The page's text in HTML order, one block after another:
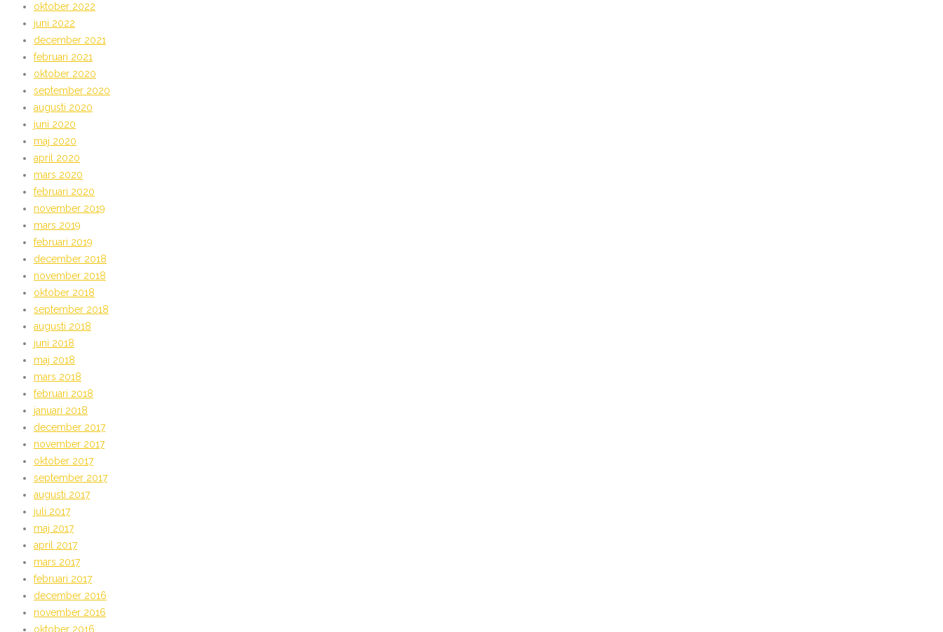
oktober 2022
juni 2022
december 2021
februari 2021
oktober 2020
september 2020
augusti 2020
juni 2020
maj 2020
april 2020
mars 2020
februari 2020
november 2019
mars 2019
februari 2019
december 2018
november 2018
oktober 2018
september 2018
augusti 2018
juni 2018
maj 2018
mars 2018
februari 2018
januari 2018
december 2017
november 2017
oktober 2017
september 2017
augusti 2017
juli 2017
maj 2017
april 2017
mars 2017
februari 2017
december 2016
november 2016
oktober 2016